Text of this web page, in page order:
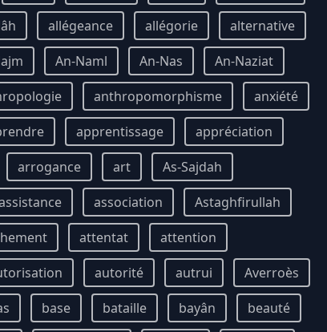
allégeance allégorie
alternative
An-Naml An-Nas
An-Naziat
anthropomorphisme
anxiété
apprentissage
appréciation
arrogance art
As-Sajdah
association
Astaghfirullah
attentat
attention
autorité autrui
Averroès
base bataille bayân
beauté